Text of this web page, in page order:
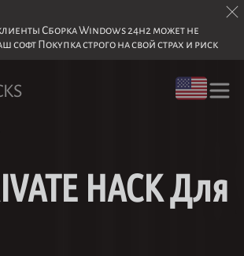
Сборка Windows 24h2 может не
софт Покупка строго на свой страх и риск
HACK Для